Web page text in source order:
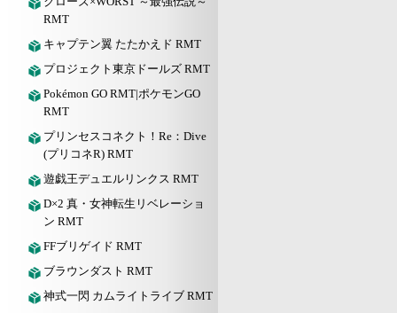
RMT
キャプテン翼 たたかえド RMT
プロジェクト東京ドールズ RMT
Pokémon GO RMT|ポケモンGO
RMT
プリンセスコネクト！Re：Dive
(プリコネR) RMT
遊戯王デュエルリンクス RMT
D×2 真・女神転生リベレーショ
ン RMT
FFブリゲイド RMT
ブラウンダスト RMT
神式一閃 カムライトライブ RMT